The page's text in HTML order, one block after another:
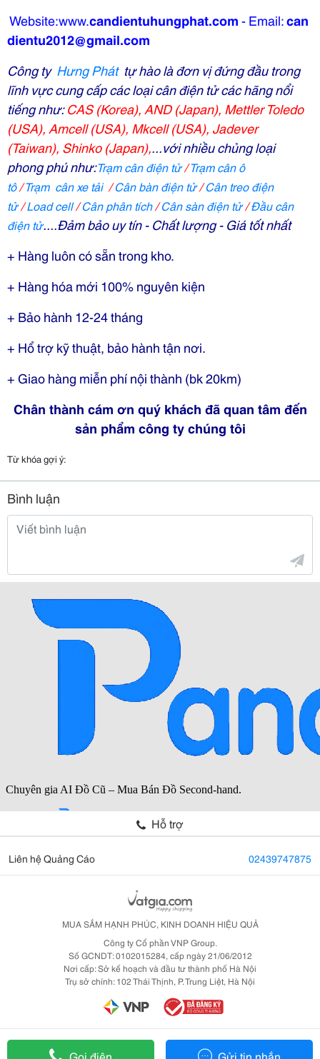
Website:www.candientuhungphat.com-Email:can
dientu2012@gmail.com
Công ty Hưng Phát tự hào là đơn vị đứng đầu trong
lĩnh vực cung cấp các loại cân điện tử cáchãng nổi
tiếng như:CAS (Korea),AND (Japan), Mettler Toledo
(USA),Amcell (USA), Mkcell (USA), Jadever
(Taiwan), Shinko (Japan),...với nhiều chủng loại
phong phú như:Trạm cân điện tử/Trạm cân ô
tô/Trạm cân xe tải / Cân bàn điện tử/Cân treo điện
tử/Load cell/Cân phân tích/Cân sàn điện tử/Đầu cân
điện tử....Đảm bảo uy tín - Chất lượng - Giá tốt nhất
+ Hàng luôn có sẵn trong kho.
+ Hàng hóa mới 100% nguyên kiện
+ Bảo hành 12-24 tháng
+ Hổ trợ kỹ thuật, bảo hành tận nơi.
+ Giao hàng miễn phí nội thành (bk 20km)
Chân thành cám ơn quý khách đã quan tâm đến
sản phẩm công ty chúng tôi
Từ khóa gợi ý:
Bình luận
Hỗ trợ
Liên hệ Quảng Cáo 02439747875
MUA SẮM HẠNH PHÚC, KINH DOANH HIỆU QUẢ
Công ty Cổ phần VNP Group.
Số GCNDT: 0102015284, cấp ngày 21/06/2012
Nơi cấp: Sở kế hoạch và đầu tư thành phố Hà Nội
Trụ sở chính: 102 Thái Thịnh, P. Trung Liệt, Hà Nội